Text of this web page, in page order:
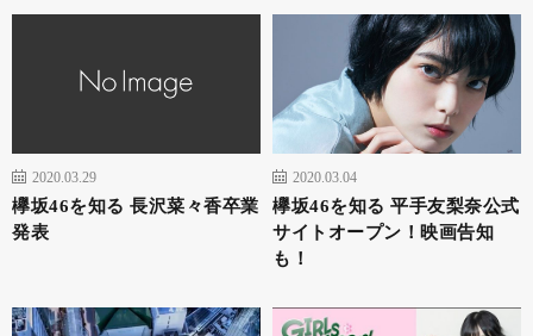
2020.03.29
欅坂46を知る 長沢菜々香卒業
発表
2020.03.04
欅坂46を知る 平手友梨奈公式
サイトオープン！映画告知
も！